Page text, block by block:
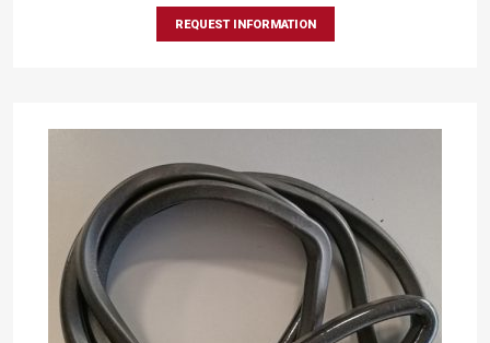
REQUEST INFORMATION